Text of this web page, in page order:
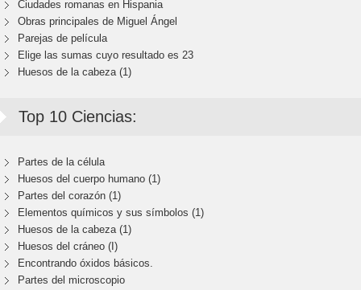
Ciudades romanas en Hispania
Obras principales de Miguel Ángel
Parejas de película
Elige las sumas cuyo resultado es 23
Huesos de la cabeza (1)
Top 10 Ciencias:
Partes de la célula
Huesos del cuerpo humano (1)
Partes del corazón (1)
Elementos químicos y sus símbolos (1)
Huesos de la cabeza (1)
Huesos del cráneo (I)
Encontrando óxidos básicos.
Partes del microscopio